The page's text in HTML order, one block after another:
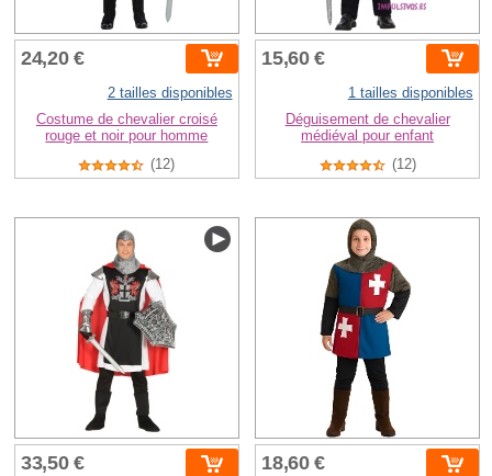
24,20 €
2 tailles disponibles
Costume de chevalier croisé
rouge et noir pour homme
(12)
15,60 €
1 tailles disponibles
Déguisement de chevalier
médiéval pour enfant
(12)
33,50 € 18,60 €